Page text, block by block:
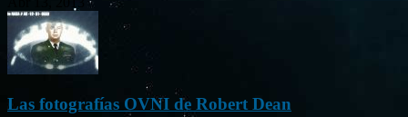
Las fotografías OVNI de Robert Dean